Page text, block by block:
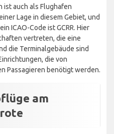
ist auch als Flughafen
Lage in diesem Gebiet, und
ICAO-Code ist GCRR. Hier
vertreten, die eine
die Terminalgebäude sind
die von
Passagieren benötigt werden.
am